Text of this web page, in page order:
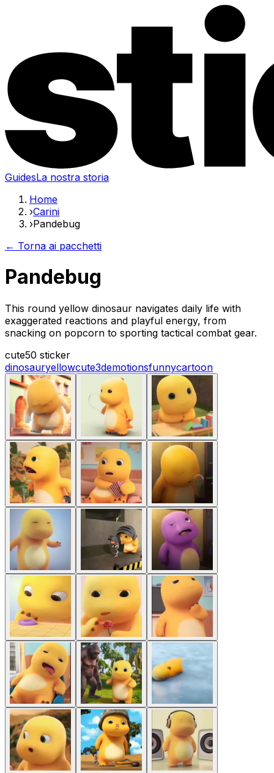
GuidesLa nostra storia
Home
›Carini
›Pandebug
← Torna ai pacchetti
Pandebug
This round yellow dinosaur navigates daily life with
exaggerated reactions and playful energy, from
snacking on popcorn to sporting tactical combat gear.
cute50 sticker
dinosauryellowcute3demotionsfunnycartoon